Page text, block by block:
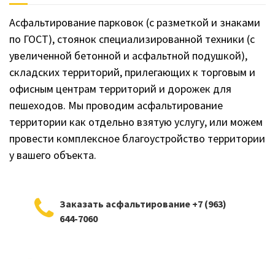
Асфальтирование парковок (с разметкой и знаками
по ГОСТ), стоянок специализированной техники (с
увеличенной бетонной и асфальтной подушкой),
складских территорий, прилегающих к торговым и
офисным центрам территорий и дорожек для
пешеходов. Мы проводим асфальтирование
территории как отдельно взятую услугу, или можем
провести комплексное благоустройство территории
у вашего объекта.
Заказать асфальтирование +7 (963)
644-7060